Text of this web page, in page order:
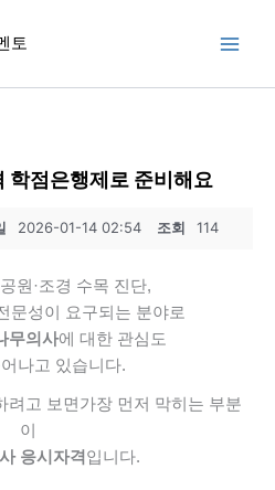
학점은행제로 준비해요
2026-01-14 02:54 조회 114
원·조경 수목 진단,
문성이 요구되는 분야로
무의사에 대한 관심도
나고 있습니다.
려고 보면 가장 먼저 막히는 부분
이
응시자격 입니다.